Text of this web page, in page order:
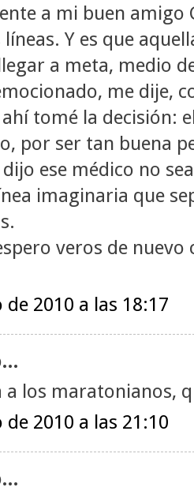
a mi buen
Y es que
a meta, medio
me dije,
tomé la decisión:
por ser tan buena
ese médico no
imaginaria que
veros de
2010 a las 18:17
a los maratonianos,
2010 a las 21:10